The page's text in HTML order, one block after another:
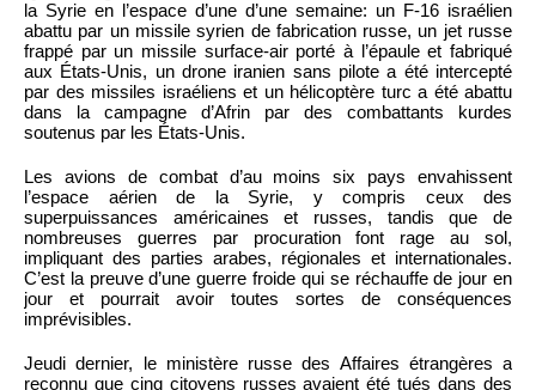
la Syrie en l’espace d’une d’une semaine: un F-16 israélien
abattu par un missile syrien de fabrication russe, un jet russe
frappé par un missile surface-air porté à l’épaule et fabriqué
aux États-Unis, un drone iranien sans pilote a été intercepté
par des missiles israéliens et un hélicoptère turc a été abattu
dans la campagne d’Afrin par des combattants kurdes
soutenus par les États-Unis.
Les avions de combat d’au moins six pays envahissent
l’espace aérien de la Syrie, y compris ceux des
superpuissances américaines et russes, tandis que de
nombreuses guerres par procuration font rage au sol,
impliquant des parties arabes, régionales et internationales.
C’est la preuve d’une guerre froide qui se réchauffe de jour en
jour et pourrait avoir toutes sortes de conséquences
imprévisibles.
Jeudi dernier, le ministère russe des Affaires étrangères a
reconnu que cinq citoyens russes avaient été tués dans des